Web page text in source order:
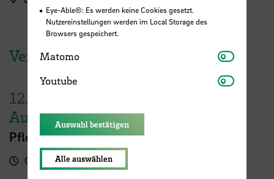
Veranstaltungen der HSB
12.
August
Pflege studieren – na klar!
09:00 Uhr Online-Veranstaltung
Eye-Able®: Es werden keine Cookies gesetzt.
Nutzereinstellungen werden im Local Storage des
Browsers gespeichert.
Matomo Matomo
Youtube Youtube
Auswahl bestätigen
Alle auswählen